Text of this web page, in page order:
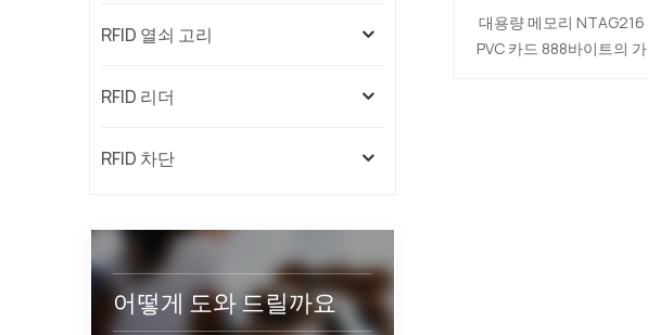
트 백색 재기록 가능한
NTAG216 PVC 카드
대용량 메모리 NTAG216
PVC 카드 888바이트의 가
RFID 열쇠 고리
RFID 리더
RFID 차단
어떻게 도와 드릴까요